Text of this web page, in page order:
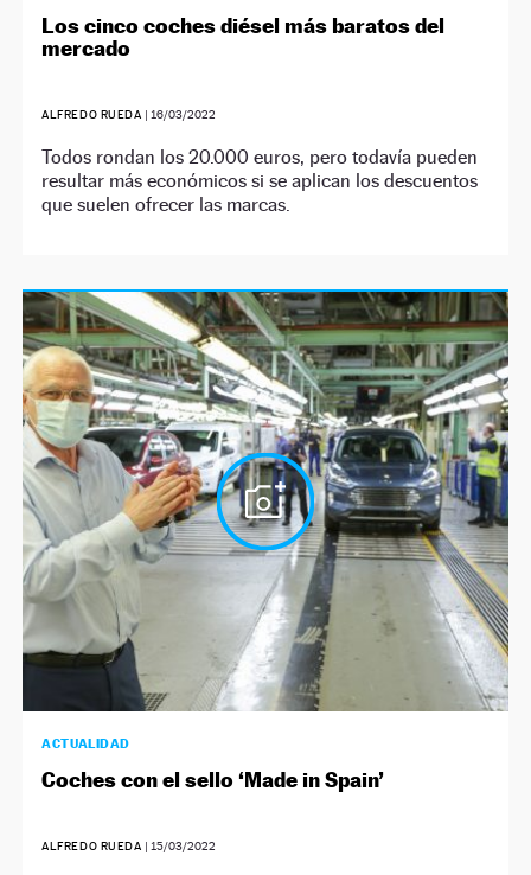
Los cinco coches diésel más baratos del
mercado
ALFREDO RUEDA | 16/03/2022
Todos rondan los 20.000 euros, pero todavía pueden
resultar más económicos si se aplican los descuentos
que suelen ofrecer las marcas.
ACTUALIDAD
Coches con el sello ‘Made in Spain’
ALFREDO RUEDA | 15/03/2022